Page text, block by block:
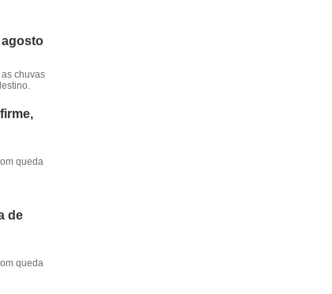
agosto
chuvas
queda
de
queda